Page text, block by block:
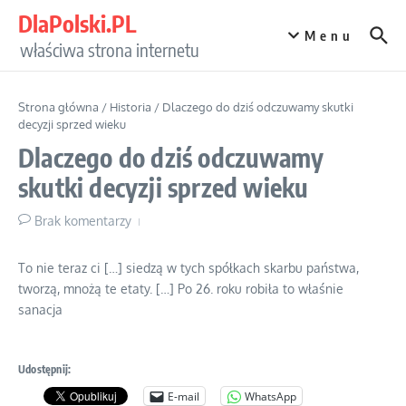
DlaPolski.PL
właściwa strona internetu
Menu
Strona główna / Historia / Dlaczego do dziś odczuwamy skutki
decyzji sprzed wieku
Dlaczego do dziś odczuwamy
skutki decyzji sprzed wieku
Brak komentarzy
To nie teraz ci […] siedzą w tych spółkach skarbu państwa,
tworzą, mnożą te etaty. […] Po 26. roku robiła to właśnie
sanacja
Udostępnij:
E-mail WhatsApp